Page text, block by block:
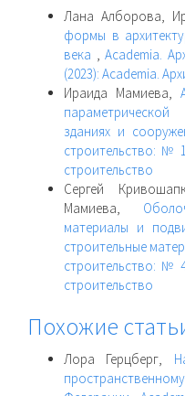
Лана Алборова,
формы в
века , Academia.
(2023): Academia.
Ираида Мамиева,
зданиях и
строительство: №
строительство
Сергей
Мамиева,
материалы и
строительные
строительство: №
строительство
Похожие
Лора Герцберг,